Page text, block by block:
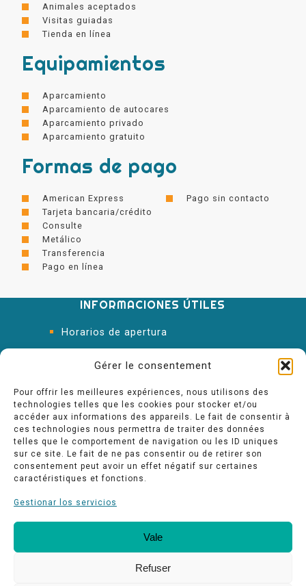
Gérer le consentement
Pour offrir les meilleures expériences, nous utilisons des
technologies telles que les cookies pour stocker et/ou
accéder aux informations des appareils. Le fait de consentir à
ces technologies nous permettra de traiter des données
telles que le comportement de navigation ou les ID uniques
sur ce site. Le fait de ne pas consentir ou de retirer son
consentement peut avoir un effet négatif sur certaines
caractéristiques et fonctions.
Gestionar los servicios
Vale
Refuser
Animales aceptados
Visitas guiadas
Tienda en línea
Equipamientos
Aparcamiento
Aparcamiento de autocares
Aparcamiento privado
Aparcamiento gratuito
Formas de pago
American Express
Tarjeta bancaria/crédito
Consulte
Metálico
Transferencia
Pago en línea
Pago sin contacto
INFORMACIONES ÚTILES
Horarios de apertura
Oficina de Turismo
Nuestros compromisos de calidad